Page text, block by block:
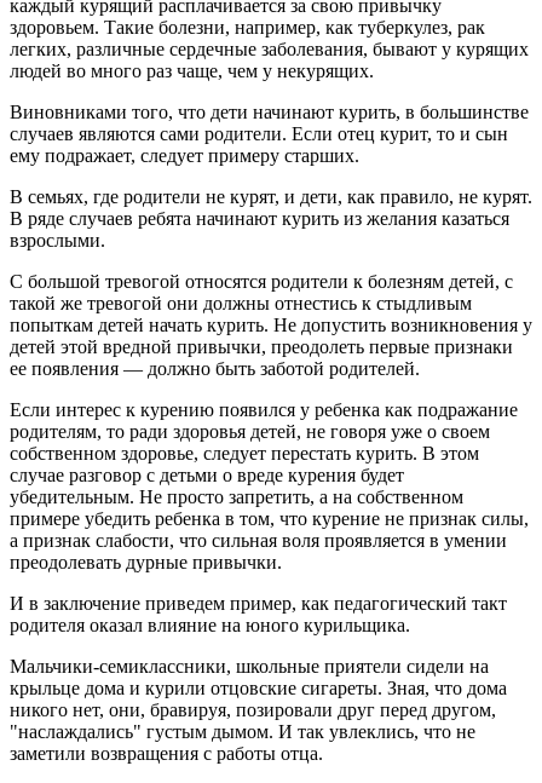
каждый курящий расплачивается за свою привычку
здоровьем. Такие болезни, например, как туберкулез, рак
легких, различные сердечные заболевания, бывают у курящих
людей во много раз чаще, чем у некурящих.
Виновниками того, что дети начинают курить, в большинстве
случаев являются сами родители. Если отец курит, то и сын
ему подражает, следует примеру старших.
В семьях, где родители не курят, и дети, как правило, не курят.
В ряде случаев ребята начинают курить из желания казаться
взрослыми.
С большой тревогой относятся родители к болезням детей, с
такой же тревогой они должны отнестись к стыдливым
попыткам детей начать курить. Не допустить возникновения у
детей этой вредной привычки, преодолеть первые признаки
ее появления — должно быть заботой родителей.
Если интерес к курению появился у ребенка как подражание
родителям, то ради здоровья детей, не говоря уже о своем
собственном здоровье, следует перестать курить. В этом
случае разговор с детьми о вреде курения будет
убедительным. Не просто запретить, а на собственном
примере убедить ребенка в том, что курение не признак силы,
а признак слабости, что сильная воля проявляется в умении
преодолевать дурные привычки.
И в заключение приведем пример, как педагогический такт
родителя оказал влияние на юного курильщика.
Мальчики-семиклассники, школьные приятели сидели на
крыльце дома и курили отцовские сигареты. Зная, что дома
никого нет, они, бравируя, позировали друг перед другом,
"наслаждались" густым дымом. И так увлеклись, что не
заметили возвращения с работы отца.